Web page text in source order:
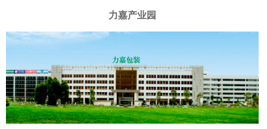
力嘉产业园